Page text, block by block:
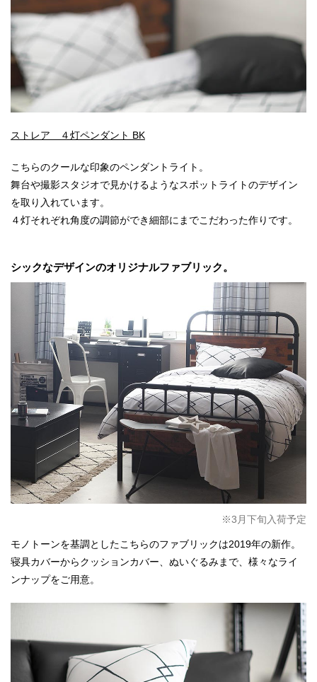
ストレア ４灯ペンダント BK
こちらのクールな印象のペンダントライト。
舞台や撮影スタジオで見かけるようなスポットライトのデザイン
を取り入れています。
４灯それぞれ角度の調節ができ細部にまでこだわった作りです。
シックなデザインのオリジナルファブリック。
※3月下旬入荷予定
モノトーンを基調としたこちらのファブリックは2019年の新作。
寝具カバーからクッションカバー、ぬいぐるみまで、様々なライ
ンナップをご用意。